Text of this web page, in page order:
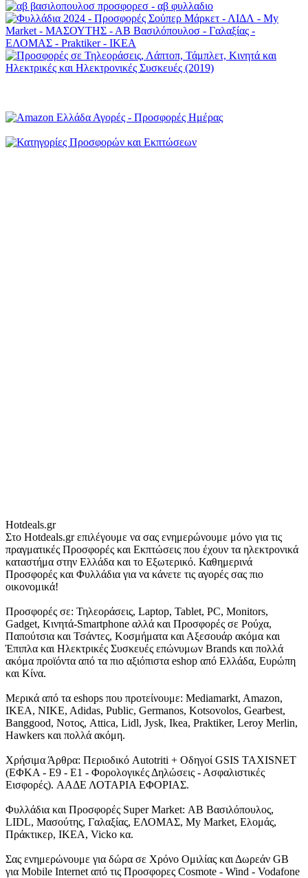
Hotdeals.gr
Στο Hotdeals.gr επιλέγουμε να σας ενημερώνουμε μόνο για τις
πραγματικές Προσφορές και Εκπτώσεις που έχουν τα ηλεκτρονικά
καταστήμα στην Ελλάδα και το Εξωτερικό. Καθημερινά
Προσφορές και Φυλλάδια για να κάνετε τις αγορές σας πιο
οικονομικά!
Προσφορές σε: Τηλεοράσεις, Laptop, Tablet, PC, Monitors,
Gadget, Κινητά-Smartphone αλλά και Προσφορές σε Ρούχα,
Παπούτσια και Τσάντες, Κοσμήματα και Αξεσουάρ ακόμα και
Έπιπλα και Ηλεκτρικές Συσκευές επώνυμων Brands και πολλά
ακόμα προϊόντα από τα πιο αξιόπιστα eshop από Ελλάδα, Ευρώπη
και Κίνα.
Μερικά από τα eshops που προτείνουμε: Mediamarkt, Amazon,
IKEA, NIKE, Adidas, Public, Germanos, Kotsovolos, Gearbest,
Banggood, Νοτος, Attica, Lidl, Jysk, Ikea, Praktiker, Leroy Merlin,
Hawkers και πολλά ακόμη.
Χρήσιμα Άρθρα: Περιοδικό Autotriti + Οδηγοί GSIS TAXISNET
(ΕΦΚΑ - Ε9 - Ε1 - Φορολογικές Δηλώσεις - Ασφαλιστικές
Εισφορές). ΑΑΔΕ ΛΟΤΑΡΙΑ ΕΦΟΡΙΑΣ.
Φυλλάδια και Προσφορές Super Market: ΑΒ Βασιλόπουλος,
LIDL, Μασούτης, Γαλαξίας, ΕΛΟΜΑΣ, My Market, Ελομάς,
Πράκτικερ, ΙΚΕΑ, Vicko κα.
Σας ενημερώνουμε για δώρα σε Χρόνο Ομιλίας και Δωρεάν GB
για Mobile Internet από τις Προσφορες Cosmote - Wind - Vodafone